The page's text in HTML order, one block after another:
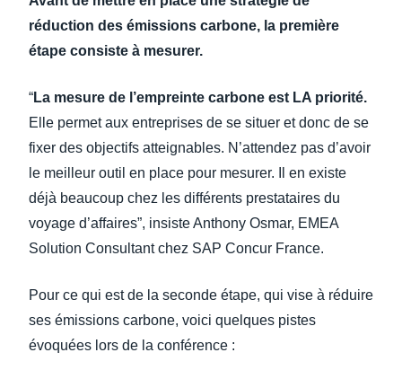
réduction des émissions carbone, la première
étape consiste à mesurer.
“La mesure de l’empreinte carbone est LA priorité.
Elle permet aux entreprises de se situer et donc de se
fixer des objectifs atteignables. N’attendez pas d’avoir
le meilleur outil en place pour mesurer. Il en existe
déjà beaucoup chez les différents prestataires du
voyage d’affaires”, insiste Anthony Osmar, EMEA
Solution Consultant chez SAP Concur France.
Pour ce qui est de la seconde étape, qui vise à réduire
ses émissions carbone, voici quelques pistes
évoquées lors de la conférence :